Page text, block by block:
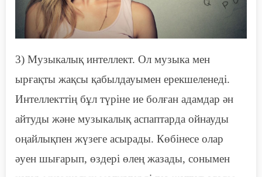
3) Музыкалық интеллект. Ол музыка мен
ырғақты жақсы қабылдауымен ерекшеленеді.
Интеллекттің бұл түріне ие болған адамдар ән
айтуды және музыкалық аспаптарда ойнауды
оңайлықпен жүзеге асырады. Көбінесе олар
әуен шығарып, өздері өлең жазады, сонымен